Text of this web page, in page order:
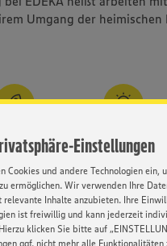
Einstellungen
Cookies und andere Technologien
ermöglichen. Wir verwenden Ihre
relevante Inhalte anzubieten. Ihre
ist freiwillig und kann jederzeit
klicken Sie bitte auf
ggf. nicht mehr alle
Umgang der heimischen
Gute
Ideenmanagement